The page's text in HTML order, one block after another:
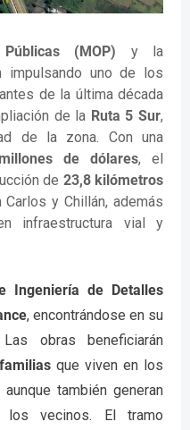
(MOP) y la
uno de los
de la última década
de la Ruta 5 Sur,
de la zona. Con una
de dólares, el
de 23,8 kilómetros
y Chillán, además
infraestructura vial y
Ingeniería de Detalles
, encontrándose en su
obras beneficiarán
que viven en los
también generan
los vecinos. El tramo